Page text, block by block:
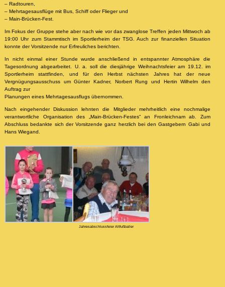
– Radtouren,
– Mehrtagesausflüge mit Bus, Schiff oder Flieger und
– Main-Brücken-Fest.
Im Fokus der Gruppe stehe aber nach wie vor das zwanglose Treffen jeden Mittwoch ab
19:00 Uhr zum Stammtisch im Sportlerheim der TSG. Auch zur finanziellen Situation
konnte der Vorsitzende nur Erfreuliches berichten.
In nicht einmal einer Stunde wurde anschließend in entspannter Atmosphäre die
Tagesordnung abgearbeitet. U. a. soll die diesjährige Weihnachtsfeier am 19.12. im
Sportlerheim stattfinden, und für den Herbst nächsten Jahres hat der neue
Vergnügungsausschuss um Günter Kadner, Norbert Rung und Hertin Wilhelm den
Auftrag zur
Planungen eines Mehrtagesausflugs übernommen.
Nach eingehender Diskussion lehnten die Mitglieder mehrheitlich eine nochmalige
verantwortliche Organisation des „Main-Brücken-Festes“ an Fronleichnam ab. Zum
Abschluss bedankte sich der Vorsitzende ganz herzlich bei den Gastgebern Gabi und
Hans Wiegand.
Jahresabschlussfeier Altfußballer